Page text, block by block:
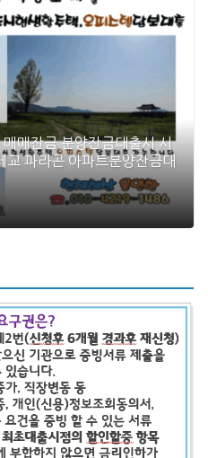
매잔금 분양잔금대출시 시
파라곤 아파트분양잔금대